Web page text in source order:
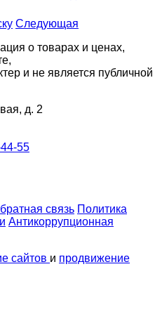
Следующая
о товарах и ценах,
и не является публичной
д. 2
55
связь Политика
Антикоррупционная
сайтов и продвижение